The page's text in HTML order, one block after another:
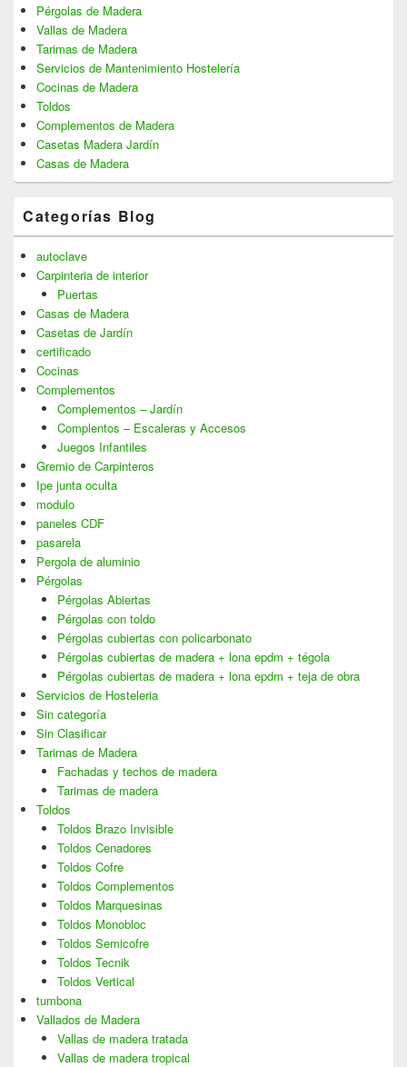
Pérgolas de Madera
Vallas de Madera
Tarimas de Madera
Servicios de Mantenimiento Hostelería
Cocinas de Madera
Toldos
Complementos de Madera
Casetas Madera Jardín
Casas de Madera
Categorías Blog
autoclave
Carpinteria de interior
Puertas
Casas de Madera
Casetas de Jardín
certificado
Cocinas
Complementos
Complementos – Jardín
Complentos – Escaleras y Accesos
Juegos Infantiles
Gremio de Carpinteros
Ipe junta oculta
modulo
paneles CDF
pasarela
Pergola de aluminio
Pérgolas
Pérgolas Abiertas
Pérgolas con toldo
Pérgolas cubiertas con policarbonato
Pérgolas cubiertas de madera + lona epdm + tégola
Pérgolas cubiertas de madera + lona epdm + teja de obra
Servicios de Hosteleria
Sin categoría
Sin Clasificar
Tarimas de Madera
Fachadas y techos de madera
Tarimas de madera
Toldos
Toldos Brazo Invisible
Toldos Cenadores
Toldos Cofre
Toldos Complementos
Toldos Marquesinas
Toldos Monobloc
Toldos Semicofre
Toldos Tecnik
Toldos Vertical
tumbona
Vallados de Madera
Vallas de madera tratada
Vallas de madera tropical